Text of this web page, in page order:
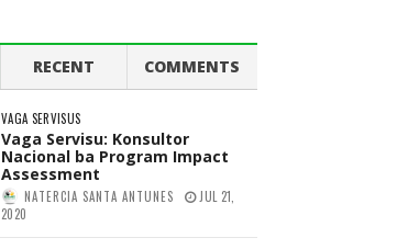
RECENT COMMENTS
VAGA SERVISUS
Vaga Servisu: Konsultor
Nacional ba Program Impact
Assessment
NATERCIA SANTA ANTUNES
JUL 21,
2020